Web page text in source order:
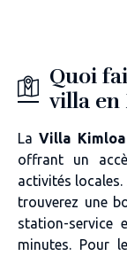
Quoi
villa en
LaVilla Kimloa
offrant un
activités
trouverez une
station-service
minutes. Pour